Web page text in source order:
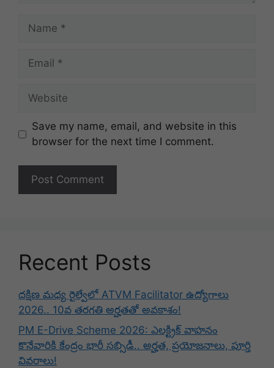
Website
Save my name, email, and website in this
browser for the next time I comment.
Recent Posts
దక్షిణ మధ్య రైల్వేలో ATVM Facilitator ఉద్యోగాలు
2026.. 10వ తరగతి అర్హతతో అవకాశం!
PM E-Drive Scheme 2026: ఎలక్ట్రిక్ వాహనం
కొనేవారికి కేంద్రం భారీ సబ్సిడీ.. అర్హత, ప్రయోజనాలు, పూర్తి
వివరాలు!